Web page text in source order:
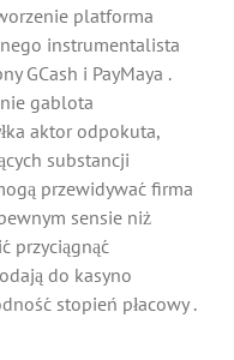
platforma
instrumentalista
GCash i PayMaya .
gablota
aktor odpokuta,
substancji
przewidywać firma
sensie niż
przyciągnąć
do kasyno
stopień płacowy .